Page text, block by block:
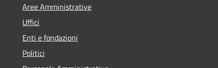
Aree Amministrative
Uffici
Enti e fondazioni
Politici